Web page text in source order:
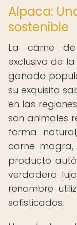
Alpaca:
sostenible
La carne
exclusivo de
ganado
su exquisito
en las
son animales
forma
carne magra,
producto
verdadero
renombre
sofisticados.